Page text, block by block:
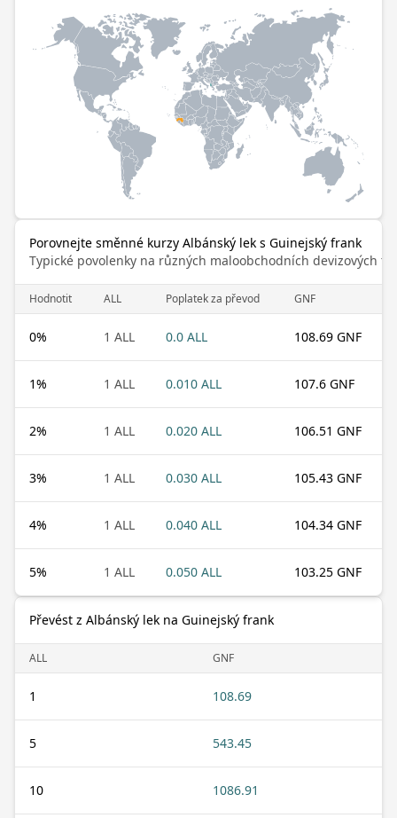
Porovnejte směnné kurzy Albánský lek s Guinejský frank
Typické povolenky na různých maloobchodních devizových
Hodnotit ALL Poplatek za převod GNF
0% 1 ALL 0.0 ALL 108.69 GNF
1% 1 ALL 0.010 ALL 107.6 GNF
2% 1 ALL 0.020 ALL 106.51 GNF
3% 1 ALL 0.030 ALL 105.43 GNF
4% 1 ALL 0.040 ALL 104.34 GNF
5% 1 ALL 0.050 ALL 103.25 GNF
Převést z Albánský lek na Guinejský frank
ALL GNF
1 108.69
5 543.45
10 1086.91